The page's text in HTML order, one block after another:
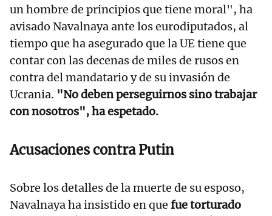
un hombre de principios que tiene moral", ha
avisado Navalnaya ante los eurodiputados, al
tiempo que ha asegurado que la UE tiene que
contar con las decenas de miles de rusos en
contra del mandatario y de su invasión de
Ucrania. "No deben perseguirnos sino trabajar
con nosotros", ha espetado.
Acusaciones contra Putin
Sobre los detalles de la muerte de su esposo,
Navalnaya ha insistido en que fue torturado